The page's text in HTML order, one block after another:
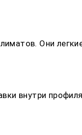
Они
внутри